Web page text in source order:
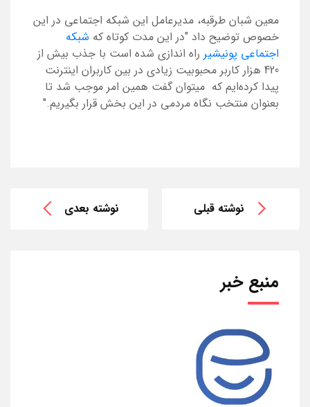
معین شبان طرقبه، مدیرعامل این شبکه اجتماعی در این
خصوص توضیح داد "در این مدت کوتاه که شبکه
اجتماعی پونیشیر راه اندازی شده است با جذب بیش از
420 هزار کاربر محبوبیت زیادی در بین کاربران اینترنت
پیدا کرده‌ایم که میتوان گفت همین امر موجب شد تا
بعنوان منتخب نگاه مردمی در این بخش قرار بگیریم."
نوشته قبلی نوشته بعدی
منبع خبر